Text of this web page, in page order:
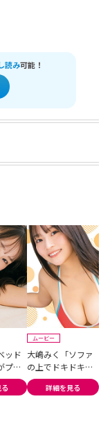
読み可能！
ッド
プル
ムービー
大嶋みく「ソファ
の上でドキドキた
わわに弾む!」
詳細を見る